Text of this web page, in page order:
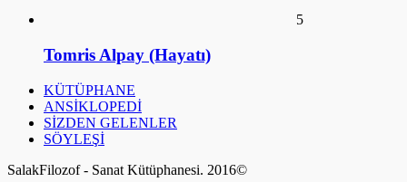
Pengeluaran China
Live SDY
Data HK Lotto
NenekToto
Keluaran HK Lotto
Data HK Lotto
Live Macau
Pengeluaran HK Lotto